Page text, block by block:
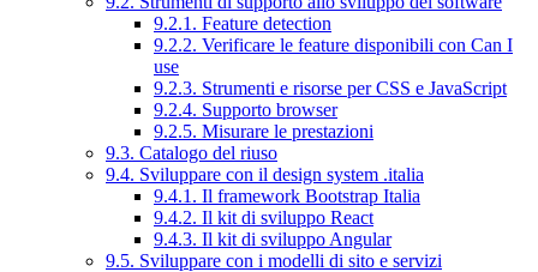
9.2.1. Feature detection
9.2.2. Verificare le feature disponibili con Can I
use
9.2.3. Strumenti e risorse per CSS e JavaScript
9.2.4. Supporto browser
9.2.5. Misurare le prestazioni
9.3. Catalogo del riuso
9.4. Sviluppare con il design system .italia
9.4.1. Il framework Bootstrap Italia
9.4.2. Il kit di sviluppo React
9.4.3. Il kit di sviluppo Angular
9.5. Sviluppare con i modelli di sito e servizi